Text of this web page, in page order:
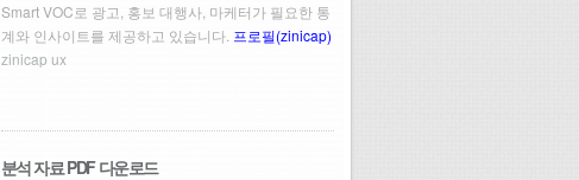
Smart VOC로 광고, 홍보 대행사, 마케터가 필요한 통
계와 인사이트를 제공하고 있습니다. 프로필(zinicap)
zinicap ux
분석 자료 PDF 다운로드